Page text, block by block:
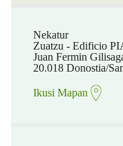
Nekatur
Zuatzu - Edificio
Juan Fermin
20.018 Donostia/
Ikusi Mapan